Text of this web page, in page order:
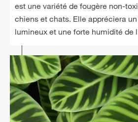
est une variété de fougère non-
chiens et chats. Elle appréciera
lumineux et une forte humidité de